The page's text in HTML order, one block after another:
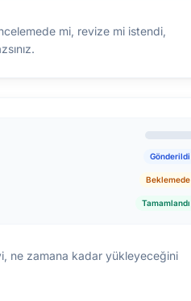
mi, revize mi istendi,
Gönderildi
Beklemede
Tamamlandı
ne zamana kadar yükleyeceğini